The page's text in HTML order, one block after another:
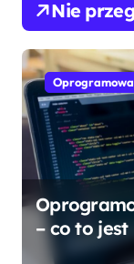
Nie
– co to
niego